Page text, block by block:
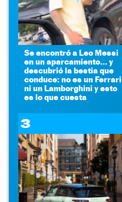
Se encontró a Leo Messi
en un aparcamiento... y
descubrió la bestia que
conduce: no es un Ferrari
ni un Lamborghini y esto
es lo que cuesta
3